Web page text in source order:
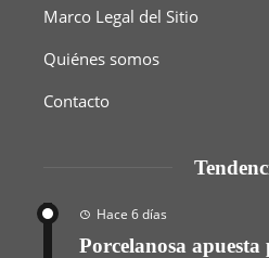
Marco Legal del Sitio
Quiénes somos
Contacto
Hace 6 días
Porcelanosa